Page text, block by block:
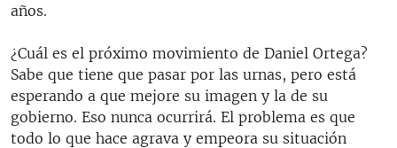
años.
¿Cuál es el próximo movimiento de Daniel Ortega?
Sabe que tiene que pasar por las urnas, pero está
esperando a que mejore su imagen y la de su
gobierno. Eso nunca ocurrirá. El problema es que
todo lo que hace agrava y empeora su situación